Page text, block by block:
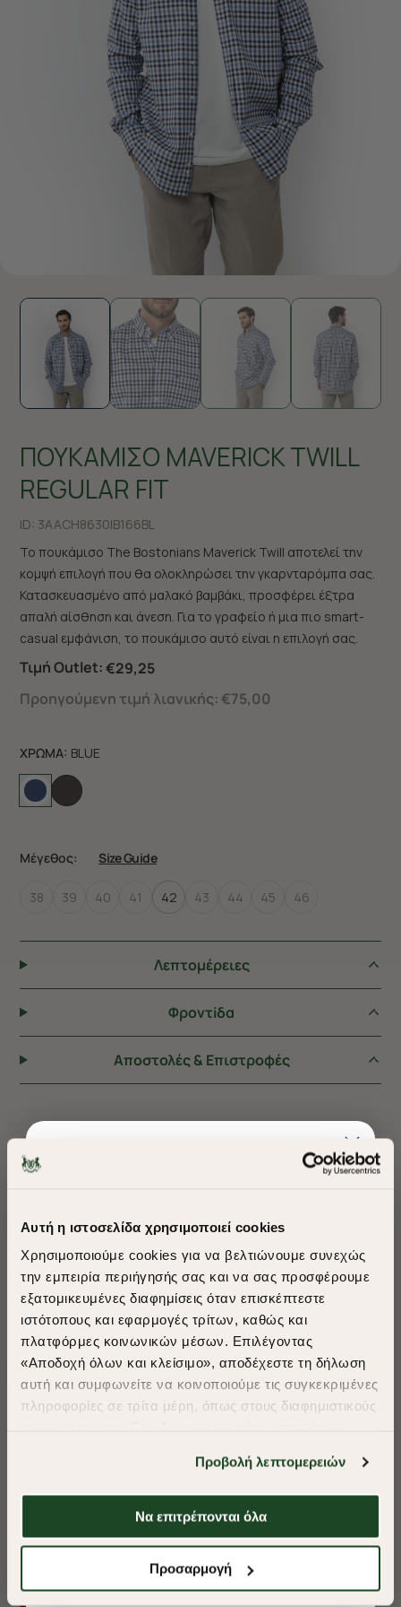
Αυτή η ιστοσελίδα χρησιμοποιεί cookies
Χρησιμοποιούμε cookies για να βελτιώνουμε συνεχώς
την εμπειρία περιήγησής σας και να σας προσφέρουμε
εξατομικευμένες διαφημίσεις όταν επισκέπτεστε
ιστότοπους και εφαρμογές τρίτων, καθώς και
πλατφόρμες κοινωνικών μέσων. Επιλέγοντας
«Αποδοχή όλων και κλείσιμο», αποδέχεστε τη δήλωση
αυτή και συμφωνείτε να κοινοποιούμε τις συγκεκριμένες
πληροφορίες σε τρίτα μέρη, όπως στους διαφημιστικούς
απαιτούμενα cookies» και θα περιοριστούμε
στα cookies και τις τεχνολογίες που είναι απολύτως
απαραίτητα για την ασφαλή απόδοση και
λειτουργικότητα της ιστοσελίδας μας. Ωστόσο, λάβετε
θα μπορούμε να συλλέξουμε πληροφορίες που θα
Προβολή λεπτομερειών
Να επιτρέπονται όλα
Προσαρμογή
ΠΟΥΚΑΜΙΣΟ MAVERICK TWILL
REGULAR FIT
ID: 3AACH8630|B166BL
Το πουκάμισο The Bostonians Maverick Twill αποτελεί την
κομψή επιλογή που θα ολοκληρώσει την γκαρνταρόμπα σας.
Κατασκευασμένο από μαλακό βαμβάκι, προσφέρει έξτρα
απαλή αίσθηση και άνεση. Για το γραφείο ή μια πιο smart-
casual εμφάνιση, το πουκάμισο αυτό είναι η επιλογή σας.
Τιμή Outlet:€29,25
Προηγούμενη τιμή λιανικής: €75,00
ΧΡΩΜΑ: BLUE
Μέγεθος: Size Guide
38 39 40 41 42 43 44 45 46
Λεπτομέρειες
Φροντiδα
Αποστολές & Επιστροφές
ΠΡΟΤΕΙΝΟΥΜΕ ΓΙΑ ΕΣΑΣ
ΠΟΥΚΑΜΙΣΟ OXFORD REGULAR FIT
​
A Season of Style
SUMMER SALE
Shop Now